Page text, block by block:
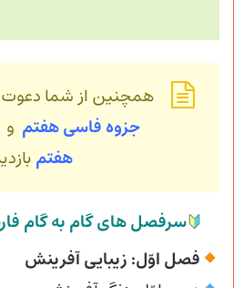
همچنین از شما
جزوه فاسی هفتم و
هفتم
سرفصل های گام به گام
فصل اوّل: زیبایی آفرینش